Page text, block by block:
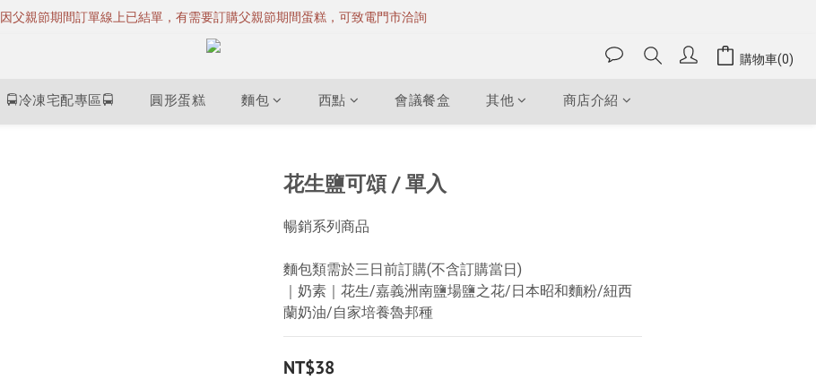
因父親節期間訂單線上已結單，有需要訂購父親節期間蛋糕，可致電門市洽詢
購物車(0)
🚍冷凍宅配專區🚍 圓形蛋糕 麵包 西點 會議餐盒 其他 商店介紹
花生鹽可頌 / 單入
暢銷系列商品
麵包類需於三日前訂購(不含訂購當日)
｜奶素｜花生/嘉義洲南鹽場鹽之花/日本昭和麵粉/紐西
蘭奶油/自家培養魯邦種
NT$38